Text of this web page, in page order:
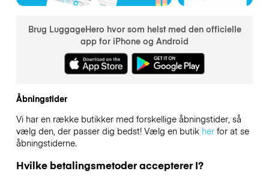
Brug LuggageHero hvor som helst med den officielle
app for iPhone og Android
Åbningstider
Vi har en række butikker med forskellige åbningstider, så
vælg den, der passer dig bedst! Vælg en butik herfor at se
åbningstiderne.
Hvilke betalingsmetoder accepterer I?